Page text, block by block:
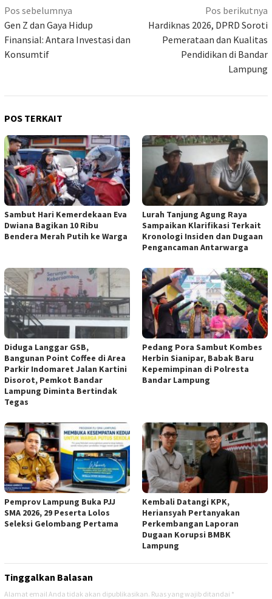
Navigasi
pos
Pos sebelumnya
Gen Z dan Gaya Hidup
Finansial: Antara Investasi dan
Konsumtif
Pos berikutnya
Hardiknas 2026, DPRD Soroti
Pemerataan dan Kualitas
Pendidikan di Bandar
Lampung
POS TERKAIT
Sambut Hari Kemerdekaan Eva
Dwiana Bagikan 10 Ribu
Bendera Merah Putih ke Warga
Lurah Tanjung Agung Raya
Sampaikan Klarifikasi Terkait
Kronologi Insiden dan Dugaan
Pengancaman Antarwarga
Diduga Langgar GSB,
Bangunan Point Coffee di Area
Parkir Indomaret Jalan Kartini
Disorot, Pemkot Bandar
Lampung Diminta Bertindak
Tegas
Pedang Pora Sambut Kombes
Herbin Sianipar, Babak Baru
Kepemimpinan di Polresta
Bandar Lampung
Pemprov Lampung Buka PJJ
SMA 2026, 29 Peserta Lolos
Seleksi Gelombang Pertama
Kembali Datangi KPK,
Heriansyah Pertanyakan
Perkembangan Laporan
Dugaan Korupsi BMBK
Lampung
Tinggalkan Balasan
Alamat email Anda tidak akan dipublikasikan. Ruas yang wajib ditandai *